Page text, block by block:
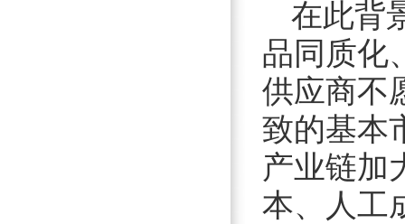
在此背
品同质化
供应商不
致的基本
产业链加
本、人工